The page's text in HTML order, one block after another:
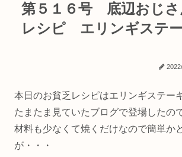
第５１６号 底辺おじさ
レシピ エリンギステ
本日のお貧乏レシピはエリンギステー
たまたま見ていたブログで登場したの
材料も少なくて焼くだけなので簡単か
が・・・